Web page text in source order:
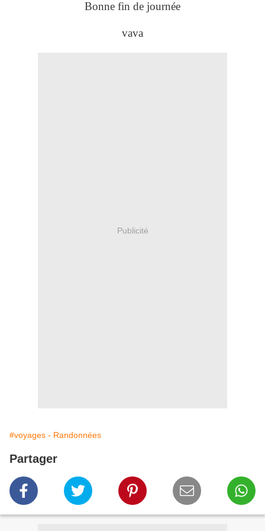
Bonne fin de journée
vava
Publicité
#voyages - Randonnées
Partager